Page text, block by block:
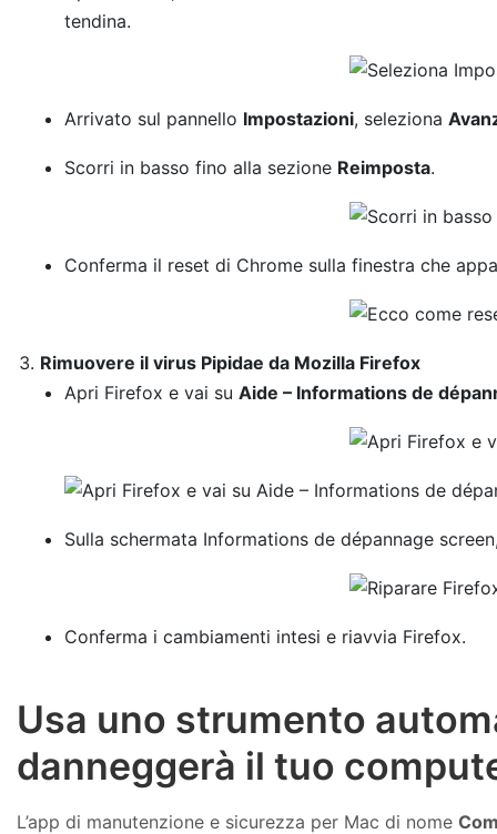
tendina.
Arrivato sul pannello Impostazioni, seleziona
Scorri in basso fino alla sezione Reimposta.
Conferma il reset di Chrome sulla finestra che
Rimuovere il virus Pipidae da Mozilla Firefox
Apri Firefox e vai su Aide – Informations de
Sulla schermata Informations de dépannage
Conferma i cambiamenti intesi e riavvia Firefox.
Usa uno strumento
danneggerà il tuo
L’app di manutenzione e sicurezza per Mac di nome